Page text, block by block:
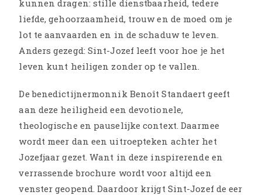
kunnen dragen: stille dienstbaarheid, tedere
liefde, gehoorzaamheid, trouw en de moed om je
lot te aanvaarden en in de schaduw te leven.
Anders gezegd: Sint-Jozef leeft voor hoe je het
leven kunt heiligen zonder op te vallen.
De benedictijnermonnik Benoît Standaert geeft
aan deze heiligheid een devotionele,
theologische en pauselijke context. Daarmee
wordt meer dan een uitroepteken achter het
Jozefjaar gezet. Want in deze inspirerende en
verrassende brochure wordt voor altijd een
venster geopend. Daardoor krijgt Sint-Jozef de eer